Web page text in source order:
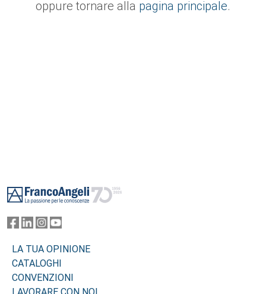
oppure tornare alla pagina principale.
LA TUA OPINIONE
CATALOGHI
CONVENZIONI